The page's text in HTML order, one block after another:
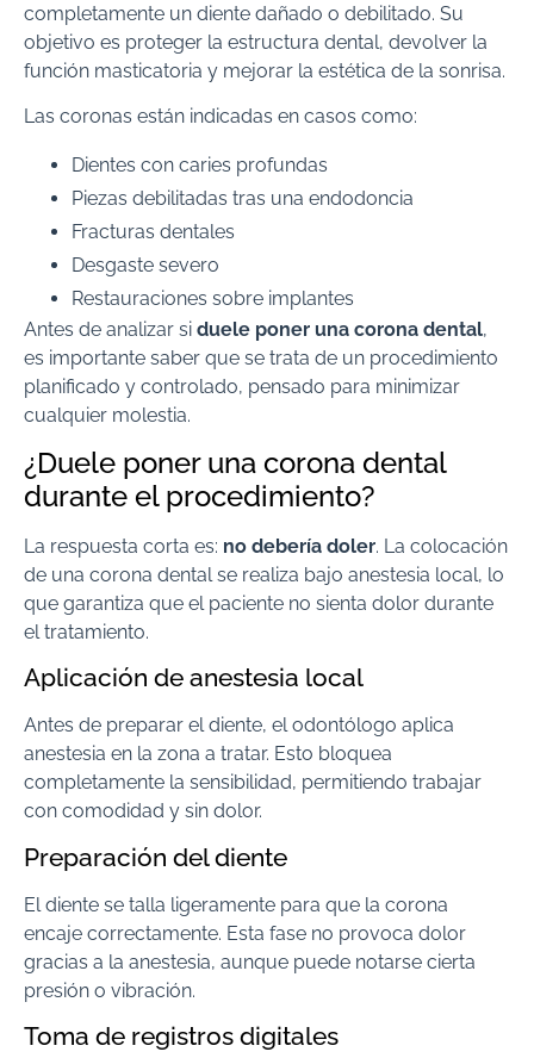
completamente un diente dañado o debilitado. Su
objetivo es proteger la estructura dental, devolver la
función masticatoria y mejorar la estética de la sonrisa.
Las coronas están indicadas en casos como:
Dientes con caries profundas
Piezas debilitadas tras una endodoncia
Fracturas dentales
Desgaste severo
Restauraciones sobre implantes
Antes de analizar si duele poner una corona dental,
es importante saber que se trata de un procedimiento
planificado y controlado, pensado para minimizar
cualquier molestia.
¿Duele poner una corona dental
durante el procedimiento?
La respuesta corta es: no debería doler. La colocación
de una corona dental se realiza bajo anestesia local, lo
que garantiza que el paciente no sienta dolor durante
el tratamiento.
Aplicación de anestesia local
Antes de preparar el diente, el odontólogo aplica
anestesia en la zona a tratar. Esto bloquea
completamente la sensibilidad, permitiendo trabajar
con comodidad y sin dolor.
Preparación del diente
El diente se talla ligeramente para que la corona
encaje correctamente. Esta fase no provoca dolor
gracias a la anestesia, aunque puede notarse cierta
presión o vibración.
Toma de registros digitales